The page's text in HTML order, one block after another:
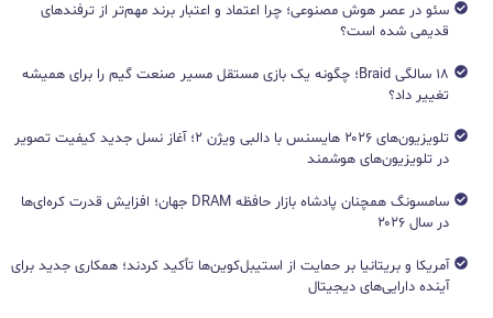
سئو در عصر هوش مصنوعی؛ چرا اعتماد و اعتبار برند مهم‌تر از ترفندهای
قدیمی شده است؟
۱۸ سالگی Braid؛ چگونه یک بازی مستقل مسیر صنعت گیم را برای همیشه
تغییر داد؟
تلویزیون‌های ۲۰۲۶ هایسنس با دالبی ویژن ۲؛ آغاز نسل جدید کیفیت تصویر
در تلویزیون‌های هوشمند
سامسونگ همچنان پادشاه بازار حافظه DRAM جهان؛ افزایش قدرت کره‌ای‌ها
در سال ۲۰۲۶
آمریکا و بریتانیا بر حمایت از استیبل‌کوین‌ها تأکید کردند؛ همکاری جدید برای
آینده دارایی‌های دیجیتال